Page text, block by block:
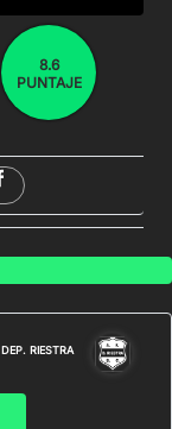
8.6
PUNTAJE
DEP. RIESTRA